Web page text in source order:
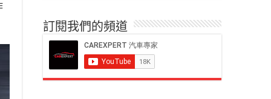
訂閱我們的頻道